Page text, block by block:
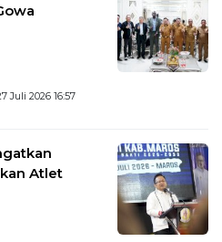
Juli 2026 16:57
Atlet